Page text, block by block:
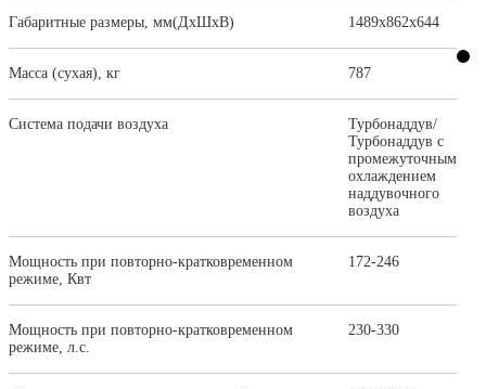
Габаритные размеры, мм(ДхШхВ) 1489х862х644
Масса (сухая), кг 787
Система подачи воздуха
Турбонаддув/
Турбонаддув с
промежуточным
охлаждением
наддувочного
воздуха
Мощность при повторно-кратковременном
режиме, Квт
172-246
Мощность при повторно-кратковременном
режиме, л.с.
230-330